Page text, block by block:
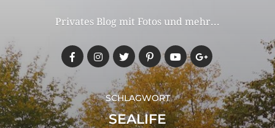
Privates Blog mit Fotos und mehr...
SCHLAGWORT
SEALIFE